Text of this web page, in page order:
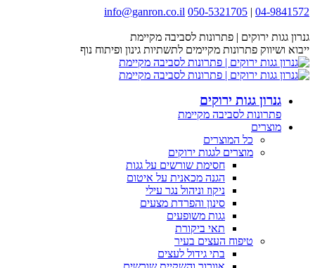
Skip
content
04-9841572
|
050-5321705
info@ganron.co.il
page
opens
in
new
page
opens
in
new
page
opens
in
new
page
opens
in
new
גנרון גגות ירוקים | פתרונות לסביבה מקיימת
ייבוא ושיווק פתרונות מקיימים לתשתיות גינון ופיתוח נוף
גנרון גגות ירוקים
פתרונות לסביבה מקיימת
מוצרים
כל המוצרים
מוצרים לגגות ירוקים
חסימת שורשים על גגות
הגנה מכאנית על איטום
ניקוז וניהול נגר עילי
סינון והפרדת מצעים
גגות משופעים
תאי ביקורת
טיפוח העצים בעיר
בתי גידול לעצים